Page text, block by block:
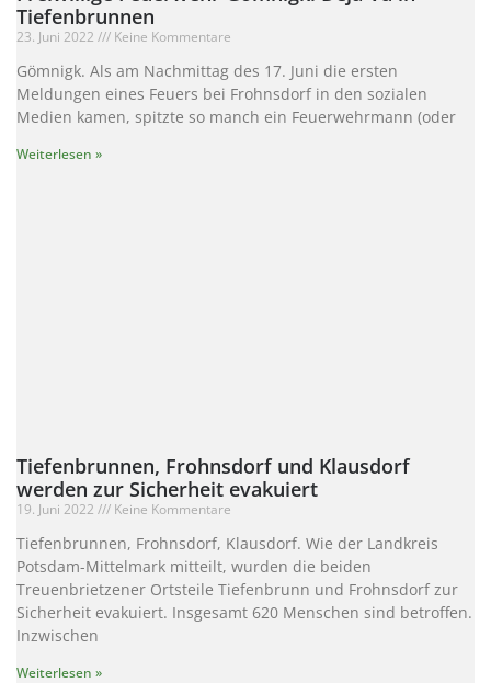
Tiefenbrunnen
23. Juni 2022 Keine Kommentare
Gömnigk. Als am Nachmittag des 17. Juni die ersten
Meldungen eines Feuers bei Frohnsdorf in den sozialen
Medien kamen, spitzte so manch ein Feuerwehrmann (oder
Weiterlesen »
Tiefenbrunnen, Frohnsdorf und Klausdorf
werden zur Sicherheit evakuiert
19. Juni 2022 Keine Kommentare
Tiefenbrunnen, Frohnsdorf, Klausdorf. Wie der Landkreis
Potsdam-Mittelmark mitteilt, wurden die beiden
Treuenbrietzener Ortsteile Tiefenbrunn und Frohnsdorf zur
Sicherheit evakuiert. Insgesamt 620 Menschen sind betroffen.
Inzwischen
Weiterlesen »